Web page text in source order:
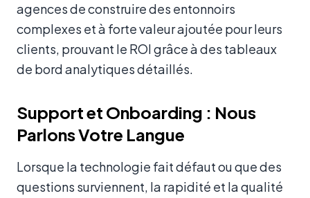
agences de construire des entonnoirs
complexes et à forte valeur ajoutée pour leurs
clients, prouvant le ROI grâce à des tableaux
de bord analytiques détaillés.
Support et Onboarding : Nous
Parlons Votre Langue
Lorsque la technologie fait défaut ou que des
questions surviennent, la rapidité et la qualité